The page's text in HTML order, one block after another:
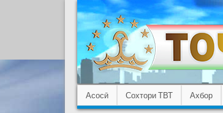
Асосӣ Сохтори ТВТ Ахбор